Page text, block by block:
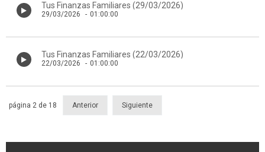
Tus Finanzas Familiares (29/03/2026)
29/03/2026 - 01:00:00
Tus Finanzas Familiares (22/03/2026)
22/03/2026 - 01:00:00
Anterior Siguiente
página 2 de 18